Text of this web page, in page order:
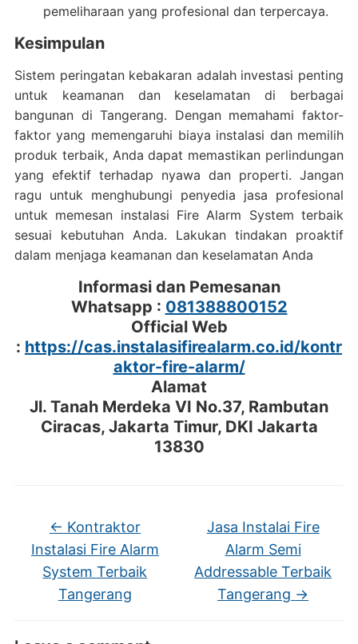
pemeliharaan yang profesional dan terpercaya.
Kesimpulan
Sistem peringatan kebakaran adalah investasi penting
untuk keamanan dan keselamatan di berbagai
bangunan di Tangerang. Dengan memahami faktor-
faktor yang memengaruhi biaya instalasi dan memilih
produk terbaik, Anda dapat memastikan perlindungan
yang efektif terhadap nyawa dan properti. Jangan
ragu untuk menghubungi penyedia jasa profesional
untuk memesan instalasi Fire Alarm System terbaik
sesuai kebutuhan Anda. Lakukan tindakan proaktif
dalam menjaga keamanan dan keselamatan Anda
Informasi dan Pemesanan
Whatsapp : 081388800152
Official Web
: https://cas.instalasifirealarm.co.id/kontr
aktor-fire-alarm/
Alamat
Jl. Tanah Merdeka VI No.37, Rambutan
Ciracas, Jakarta Timur, DKI Jakarta
13830
← Kontraktor
Instalasi Fire Alarm
System Terbaik
Tangerang
Jasa Instalai Fire
Alarm Semi
Addressable Terbaik
Tangerang →